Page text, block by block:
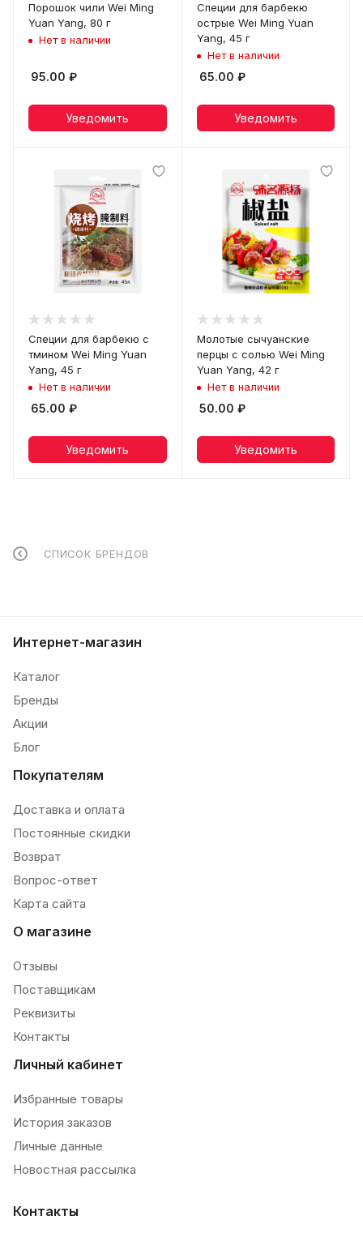
Порошок чили Wei Ming
Yuan Yang, 80 г
Нет в наличии
95.00 ₽
Уведомить
Специи для барбекю
острые Wei Ming Yuan
Yang, 45 г
Нет в наличии
65.00 ₽
Уведомить
Специи для барбекю с
тмином Wei Ming Yuan
Yang, 45 г
Нет в наличии
65.00 ₽
Уведомить
Молотые сычуанские
перцы с солью Wei Ming
Yuan Yang, 42 г
Нет в наличии
50.00 ₽
Уведомить
СПИСОК БРЕНДОВ
Интернет-магазин
Каталог
Бренды
Акции
Блог
Покупателям
Доставка и оплата
Постоянные скидки
Возврат
Вопрос-ответ
Карта сайта
О магазине
Отзывы
Поставщикам
Реквизиты
Контакты
Личный кабинет
Избранные товары
История заказов
Личные данные
Новостная рассылка
Контакты